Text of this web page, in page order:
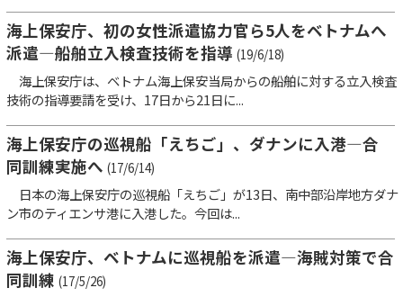
海上保安庁、初の女性派遣協力官ら5人をベトナムへ
派遣―船舶立入検査技術を指導 (19/6/18)
海上保安庁は、ベトナム海上保安当局からの船舶に対する立入検査
技術の指導要請を受け、17日から21日に...
海上保安庁の巡視船「えちご」、ダナンに入港―合
同訓練実施へ (17/6/14)
日本の海上保安庁の巡視船「えちご」が13日、南中部沿岸地方ダナ
ン市のティエンサ港に入港した。今回は...
海上保安庁、ベトナムに巡視船を派遣―海賊対策で合
同訓練 (17/5/26)